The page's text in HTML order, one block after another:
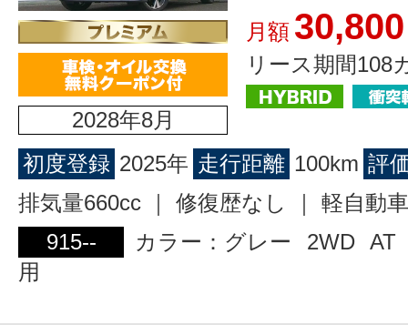
2028年8月
月額 30,800
リース期間108
初度登録 2025年 走行距離 100km 評
排気量660cc ｜ 修復歴なし ｜ 軽自動車
915--
カラー：グレー 2WD AT
用